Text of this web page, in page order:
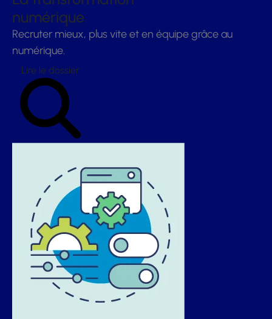
numérique
Recruter mieux, plus vite et en équipe grâce au
numérique.
Lire le dossier